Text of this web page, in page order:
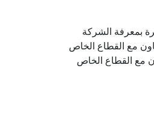
الشركة
مع القطاع الخاص
مع القطاع الخاص